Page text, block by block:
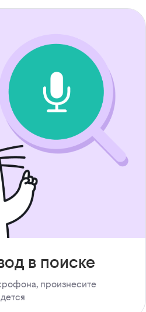
в поиске
произнесите